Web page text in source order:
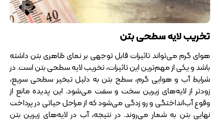
تخریب لایه سطحی بتن
هوای گرم می‌تواند تاثیرات قابل توجهی بر نمای ظاهری بتن داشته
باشد و یکی از مهم‌ترین این تاثیرات، تخریب لایه سطحی بتن است. در
شرایط آب و هوایی گرم، سطح بتن به دلیل تبخیر سطحی سریع،
زودتر از لایه‌های زیرین سخت و سفت می‌شود. این پدیده مانع از
وقوع آب‌انداختگی و رو زدگی می‌شود که از مراحل حیاتی در پرداخت
نهایی بتن به شمار می‌روند. در نتیجه، آب در لایه‌های زیرین بتن